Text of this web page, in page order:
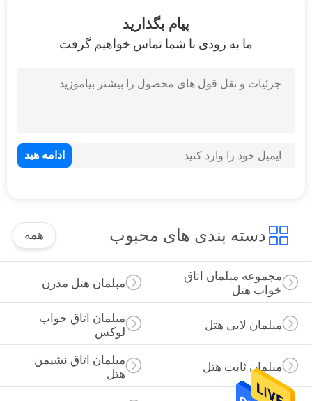
39
پیام بگذارید
ما به زودی با شما تماس خواهیم گرفت
دسته بندی های محبوب همه
مبلمان هتل مدرن
مجموعه مبلمان اتاق
خواب هتل
مبلمان اتاق خواب
لوکس
مبلمان لابی هتل
مبلمان اتاق نشیمن
هتل
مبلمان ثابت هتل